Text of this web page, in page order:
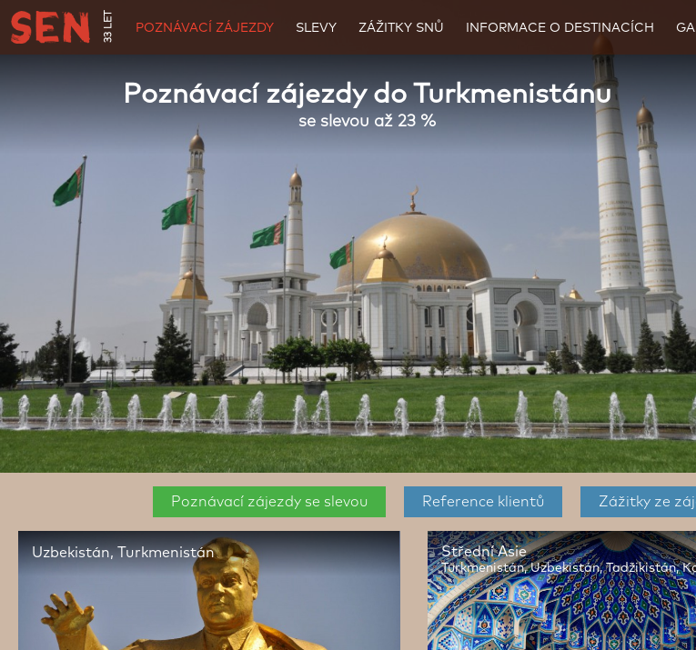
33 LET POZNÁVACÍ ZÁJEZDY SLEVY ZÁŽITKY SNŮ INFORMACE O DESTINACÍCH
Poznávací zájezdy do Turkmenistánu
se slevou až 23 %
Poznávací zájezdy se slevou Reference klientů Zážitkyze
Uzbekistán, Turkmenistán Střední Asie
Turkmenistán, Uzbekistán, Tadžikistán,